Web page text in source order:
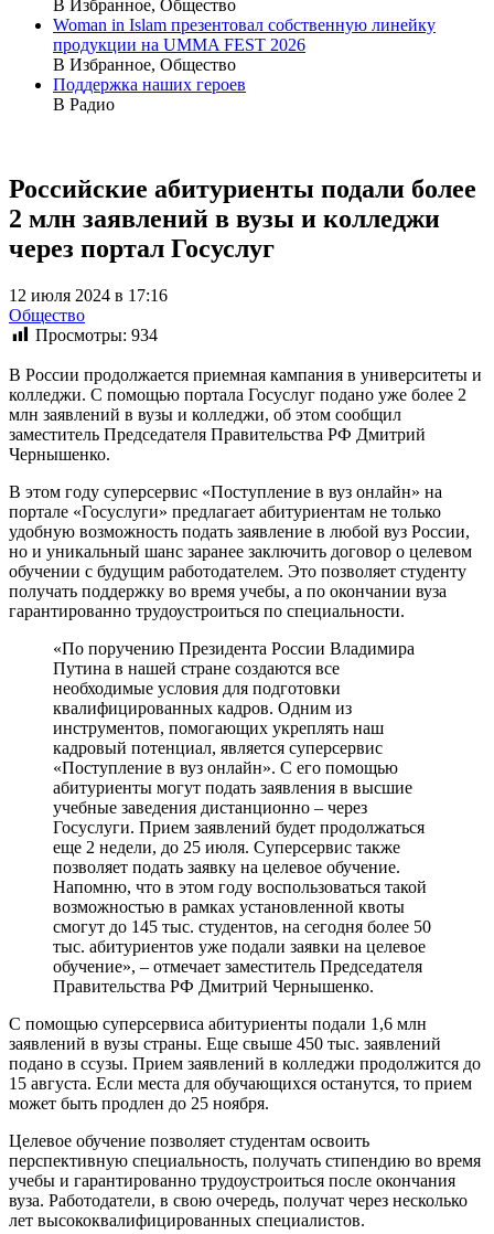
В Избранное, Общество
Woman in Islam презентовал собственную линейку
продукции на UMMA FEST 2026
В Избранное, Общество
Поддержка наших героев
В Радио
Российские абитуриенты подали более
2 млн заявлений в вузы и колледжи
через портал Госуслуг
12 июля 2024 в 17:16
Общество
Просмотры: 934
В России продолжается приемная кампания в университеты и
колледжи. С помощью портала Госуслуг подано уже более 2
млн заявлений в вузы и колледжи, об этом сообщил
заместитель Председателя Правительства РФ Дмитрий
Чернышенко.
В этом году суперсервис «Поступление в вуз онлайн» на
портале «Госуслуги» предлагает абитуриентам не только
удобную возможность подать заявление в любой вуз России,
но и уникальный шанс заранее заключить договор о целевом
обучении с будущим работодателем. Это позволяет студенту
получать поддержку во время учебы, а по окончании вуза
гарантированно трудоустроиться по специальности.
«По поручению Президента России Владимира
Путина в нашей стране создаются все
необходимые условия для подготовки
квалифицированных кадров. Одним из
инструментов, помогающих укреплять наш
кадровый потенциал, является суперсервис
«Поступление в вуз онлайн». С его помощью
абитуриенты могут подать заявления в высшие
учебные заведения дистанционно – через
Госуслуги. Прием заявлений будет продолжаться
еще 2 недели, до 25 июля. Суперсервис также
позволяет подать заявку на целевое обучение.
Напомню, что в этом году воспользоваться такой
возможностью в рамках установленной квоты
смогут до 145 тыс. студентов, на сегодня более 50
тыс. абитуриентов уже подали заявки на целевое
обучение», – отмечает заместитель Председателя
Правительства РФ Дмитрий Чернышенко.
С помощью суперсервиса абитуриенты подали 1,6 млн
заявлений в вузы страны. Еще свыше 450 тыс. заявлений
подано в ссузы. Прием заявлений в колледжи продолжится до
15 августа. Если места для обучающихся останутся, то прием
может быть продлен до 25 ноября.
Целевое обучение позволяет студентам освоить
перспективную специальность, получать стипендию во время
учебы и гарантированно трудоустроиться после окончания
вуза. Работодатели, в свою очередь, получат через несколько
лет высококвалифицированных специалистов.